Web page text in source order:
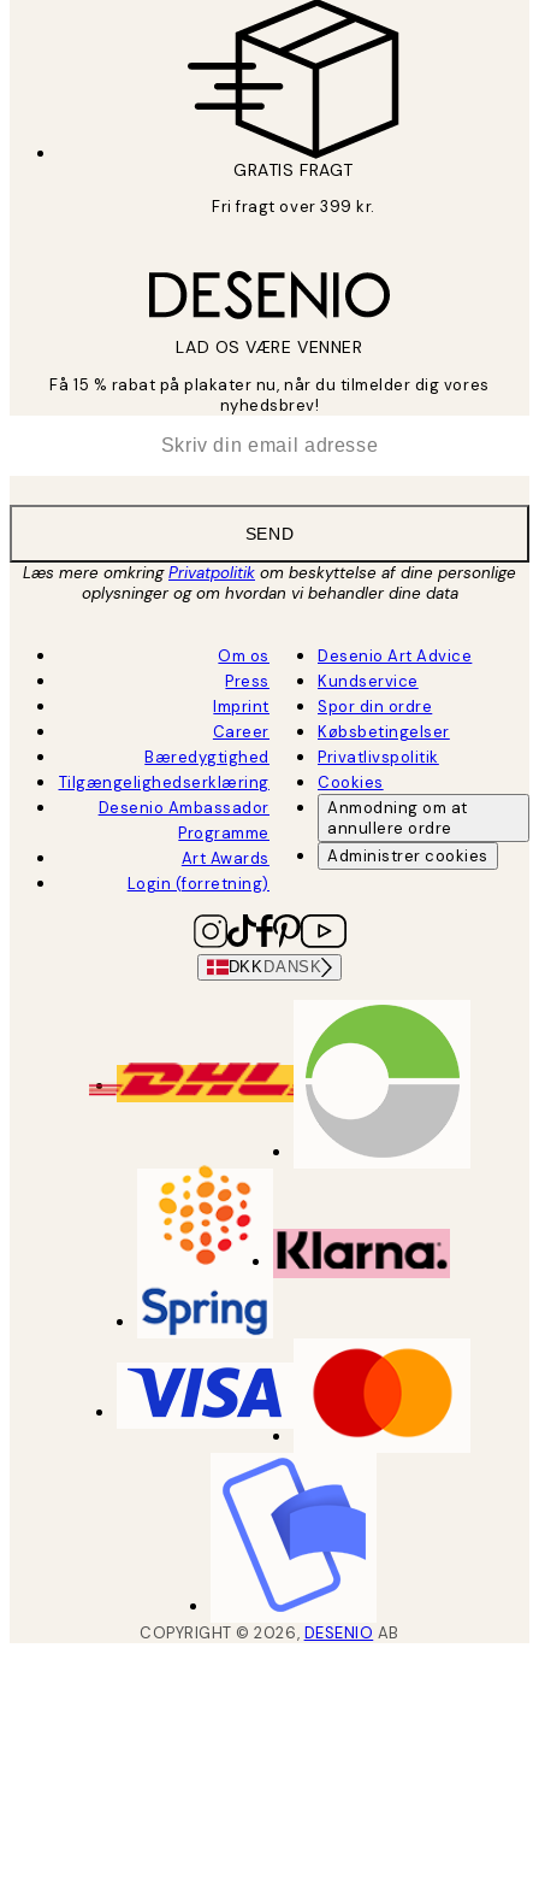
GRATIS FRAGT
Fri fragt over 399 kr.
LAD OS VÆRE VENNER
Få 15 % rabat på plakater nu, når du tilmelder dig vores
nyhedsbrev!
SEND
Læs mere omkringPrivatpolitik om beskyttelse af dine personlige
oplysninger og om hvordan vi behandler dine data
Om os
Press
Imprint
Career
Bæredygtighed
Tilgængelighedserklæring
Desenio Ambassador
Programme
Art Awards
Login (forretning)
Desenio Art Advice
Kundservice
Spor din ordre
Købsbetingelser
Privatlivspolitik
Cookies
Anmodning om at
annullere ordre
Administrer cookies
DKK DANSK
COPYRIGHT ©2026, DESENIO AB